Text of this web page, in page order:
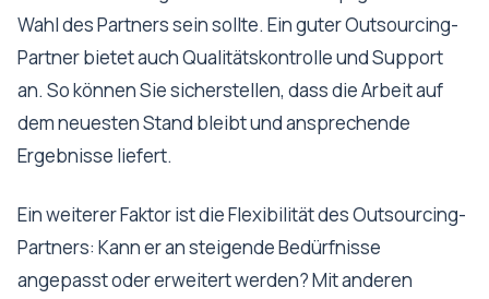
Wahl des Partners sein sollte. Ein guter Outsourcing-
Partner bietet auch Qualitätskontrolle und Support
an. So können Sie sicherstellen, dass die Arbeit auf
dem neuesten Stand bleibt und ansprechende
Ergebnisse liefert.
Ein weiterer Faktor ist die Flexibilität des Outsourcing-
Partners: Kann er an steigende Bedürfnisse
angepasst oder erweitert werden? Mit anderen